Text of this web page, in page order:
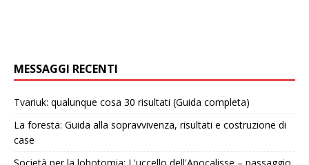
MESSAGGI RECENTI
Tvariuk: qualunque cosa 30 risultati (Guida completa)
La foresta: Guida alla sopravvivenza, risultati e costruzione di
case